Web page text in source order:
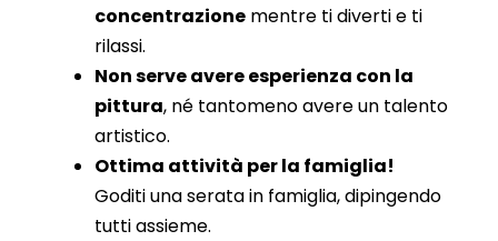
concentrazione mentre ti diverti e ti
rilassi.
Non serve avere esperienza con la
pittura, né tantomeno avere un talento
artistico.
Ottima attività per la famiglia!
Goditi una serata in famiglia, dipingendo
tutti assieme.